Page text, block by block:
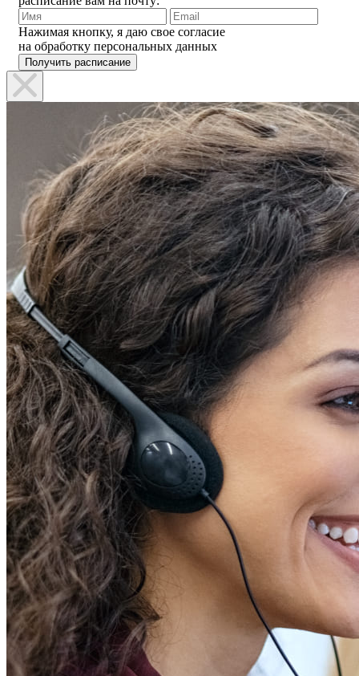
Нажимая кнопку, я даю свое согласие
на обработку персональных данных